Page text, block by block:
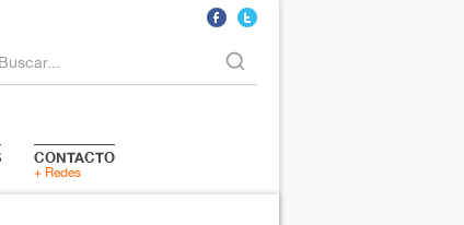
Buscar...
CONTACTO
+ Redes